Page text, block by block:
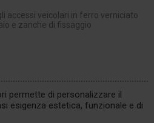
accessi veicolari in ferro verniciato
e zanche di fissaggio
permette di personalizzare il
esigenza estetica, funzionale e di